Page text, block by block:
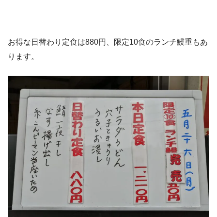
お得な日替わり定食は880円、限定10食のランチ鰻重もあ
ります。